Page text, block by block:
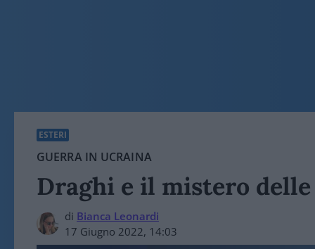
ESTERI
GUERRA IN UCRAINA
Draghi e il mistero
di Bianca Leonardi
17 Giugno 2022, 14:03